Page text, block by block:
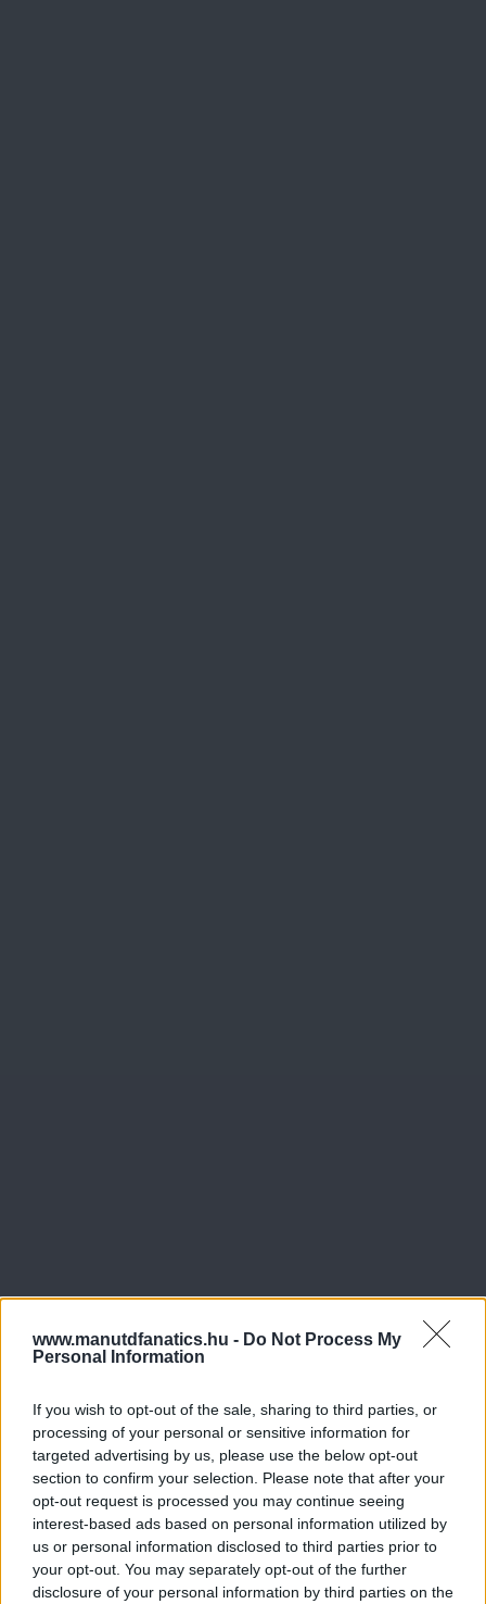
www.manutdfanatics.hu - Do Not Process My
Personal Information
If you wish to opt-out of the sale, sharing to third parties, or
processing of your personal or sensitive information for
targeted advertising by us, please use the below opt-out
section to confirm your selection. Please note that after your
opt-out request is processed you may continue seeing
interest-based ads based on personal information utilized by
us or personal information disclosed to third parties prior to
your opt-out. You may separately opt-out of the further
disclosure of your personal information by third parties on the